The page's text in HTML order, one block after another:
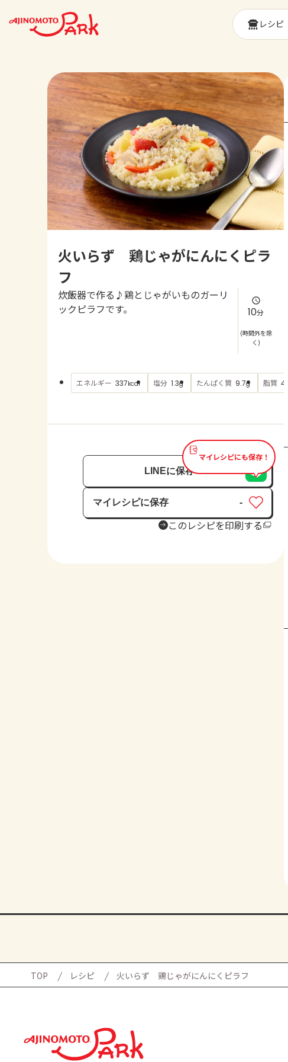
レシピ
火いらず 鶏じゃがにんにくピラ
フ
炊飯器で作る♪鶏とじゃがいものガーリ
ックピラフです。
10分
(時間外を除
く)
エネルギー 337kcal 塩分 1.3g たんぱく質 9.7g 脂質 4.4
マイレシピにも保存！
LINEに保存
マイレシピに保存
保存済み
-
このレシピを印刷する
TOP レシピ 火いらず 鶏じゃがにんにくピラフ